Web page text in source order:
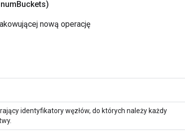
Buckets)
nową operację
identyfikatory węzłów, do których należy każdy